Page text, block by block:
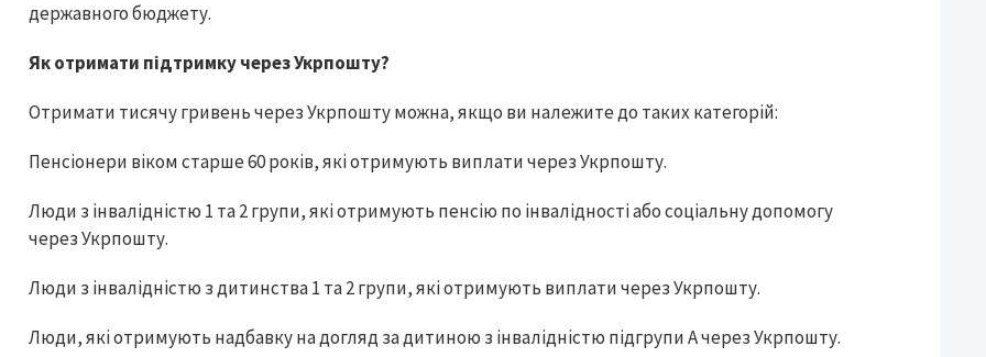
державного бюджету.
Як отримати підтримку через Укрпошту?
Отримати тисячу гривень через Укрпошту можна, якщо ви належите до таких категорій:
Пенсіонери віком старше 60 років, які отримують виплати через Укрпошту.
Люди з інвалідністю 1 та 2 групи, які отримують пенсію по інвалідності або соціальну допомогу
через Укрпошту.
Люди з інвалідністю з дитинства 1 та 2 групи, які отримують виплати через Укрпошту.
Люди, які отримують надбавку на догляд за дитиною з інвалідністю підгрупи А через Укрпошту.